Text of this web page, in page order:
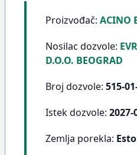
Proizvođač: ACINO
Nosilac dozvole:
D.O.O. BEOGRAD
Broj dozvole: 515-
Istek dozvole: 2027-
Zemlja porekla: